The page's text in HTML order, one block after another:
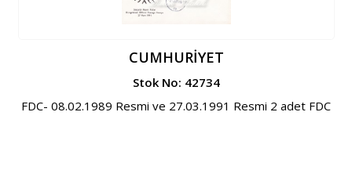
CUMHURİYET
Stok No: 42734
FDC- 08.02.1989 Resmi ve 27.03.1991 Resmi 2 adet FDC